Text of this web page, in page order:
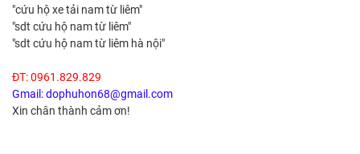
"cứu hộ xe tải nam từ liêm"
"sdt cứu hộ nam từ liêm"
"sdt cứu hộ nam từ liêm hà nội"
ĐT: 0961.829.829
Gmail: dophuhon68@gmail.com
Xin chân thành cảm ơn!